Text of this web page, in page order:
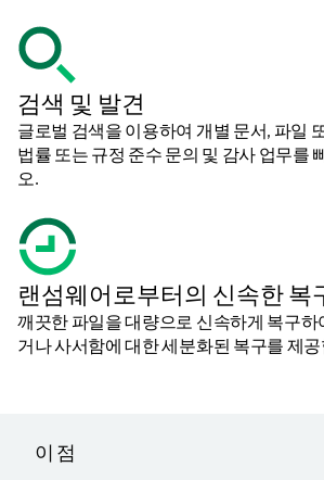
검색 및 발견
글로벌 검색을 이용하여 개별 문서, 파일
법률 또는 규정 준수 문의 및 감사 업무를
오.
랜섬웨어로부터의 신속한 복
깨끗한 파일을 대량으로 신속하게 복구
거나 사서함에 대한 세분화된 복구를 제
이점